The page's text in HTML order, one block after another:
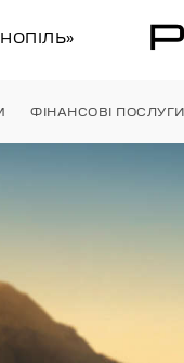
ФІНАНСОВІ ПОСЛУГИ